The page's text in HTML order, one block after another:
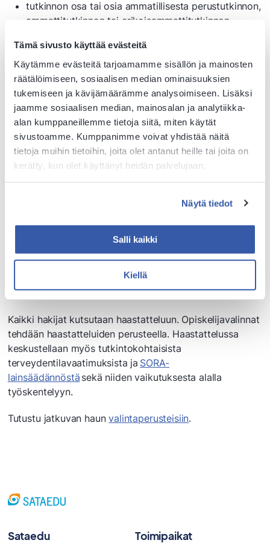
Tämä sivusto käyttää evästeitä
Käytämme evästeitä tarjoamamme sisällön ja mainosten
räätälöimiseen, sosiaalisen median ominaisuuksien
tukemiseen ja kävijämäärämme analysoimiseen. Lisäksi
jaamme sosiaalisen median, mainosalan ja analytiikka-
alan kumppaneillemme tietoja siitä, miten käytät
sivustoamme. Kumppanimme voivat yhdistää näitä
tietoja muihin tietoihin, joita olet antanut heille tai joita on
kerätty, kun olet käyttänyt heidän palvelujaan.
Näytä tiedot
Salli kaikki
Kiellä
tutkinnon osa tai osia ammatillisesta perustutkinnon,
ammattitutkinnon tai erikoisammattitutkinnon
Hakuohjeet
Kerro hakemuksessasi selvästi
hakukelpoisuuden edellyttämä koulutus ja muut
koulutukset todistusliitteineen
kerro myös, miten opiskelusuunnitelmat sopivat
elämäntilanteeseesi (mm. lähiopetukseen ja
työelämäjaksoihin osallistuminen)
Valintaperusteet
Kaikki hakijat kutsutaan haastatteluun. Opiskelijavalinnat
tehdään haastatteluiden perusteella. Haastattelussa
keskustellaan myös tutkintokohtaisista
terveydentilavaatimuksista ja SORA-
lainsäädännöstä sekä niiden vaikutuksesta alalla
työskentelyyn.
Tutustu jatkuvan haunvalintaperusteisiin.
Sataedu Toimipaikat